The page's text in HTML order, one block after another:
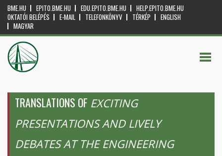
BME.HU EPITO.BME.HU EDU.EPITO.BME.HU
HELP.EPITO.BME.HU
OKTATÓI BELÉPÉS
E-MAIL TELEFONKÖNYV TÉRKÉP
ENGLISH
MAGYAR
TRANSLATIONS OF EXCITING
PRESENTATIONS AND LIVELY
DEBATES AT THE ENGINEERING